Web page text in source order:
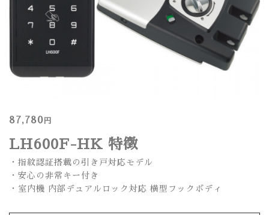
87,780 円
LH600F-HK 特徴
・指紋認証搭載の引き戸対応モデル
・安心の非常キー付き
・室内機 内部デュアルロック対応 横型フックボディ